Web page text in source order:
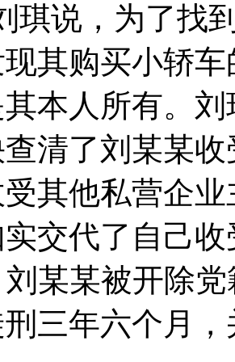
琪说，为了找
其购买小轿
本人所有。
清了刘某某
其他私营企
交代了自己
某某被开除
三年六个月